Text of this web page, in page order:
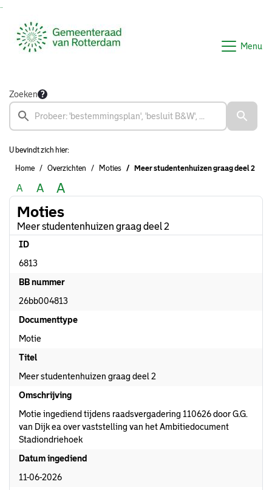
Menu
Zoeken
U bevindt zich hier:
Home Overzichten Moties Meer studentenhuizen graag deel 2
A A A
Moties
Meer studentenhuizen graag deel 2
ID
6813
BB nummer
26bb004813
Documenttype
Motie
Titel
Meer studentenhuizen graag deel 2
Omschrijving
Motie ingediend tijdens raadsvergadering 110626 door G.G.
van Dijk ea over vaststelling van het Ambitiedocument
Stadiondriehoek
Datum ingediend
11-06-2026